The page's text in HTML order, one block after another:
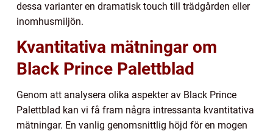
dessa varianter en dramatisk touch till trädgården eller
inomhusmiljön.
Kvantitativa mätningar om
Black Prince Palettblad
Genom att analysera olika aspekter av Black Prince
Palettblad kan vi få fram några intressanta kvantitativa
mätningar. En vanlig genomsnittlig höjd för en mogen